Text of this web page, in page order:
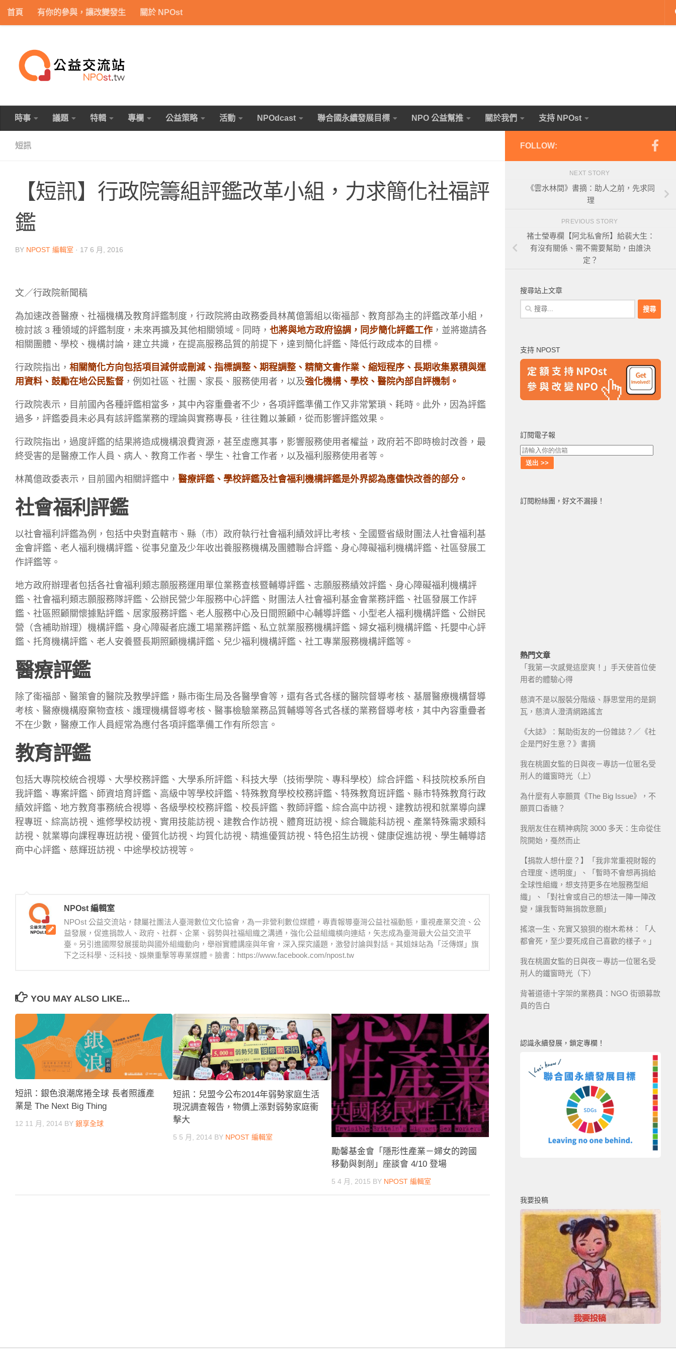
Skip to content
首頁 有你的參與，讓改變發生 關於 NPOst
時事 議題 特輯 專欄 公益策略 活動 NPOdcast 聯合國永續發展目標 NPO 公益幫推 關於我們 支持 NPOst
短訊
【短訊】行政院籌組評鑑改革小組，力求簡化社福評
鑑
BY NPOST 編輯室 · 17 6 月, 2016
文／行政院新聞稿
為加速改善醫療、社福機構及教育評鑑制度，行政院將由政務委員林萬億籌組以衛福部、教育部為主的評鑑改革小組，
檢討該 3 種領域的評鑑制度，未來再擴及其他相關領域。同時， 也將與地方政府協調，同步簡化評鑑工作 ，並將邀請各
相關團體、學校、機構討論，建立共識，在提高服務品質的前提下，達到簡化評鑑、降低行政成本的目標。
行政院指出， 相關簡化方向包括項目減併或刪減、指標調整、期程調整、精簡文書作業、縮短程序、長期收集累積與運
用資料、鼓勵在地公民監督 ，例如社區、社團、家長、服務使用者，以及強化機構、學校、醫院內部自評機制。
行政院表示，目前國內各種評鑑相當多，其中內容重疊者不少，各項評鑑準備工作又非常繁瑣、耗時。此外，因為評鑑
過多，評鑑委員未必具有該評鑑業務的理論與實務專長，往往難以兼顧，從而影響評鑑效果。
行政院指出，過度評鑑的結果將造成機構浪費資源，甚至虛應其事，影響服務使用者權益，政府若不即時檢討改善，最
終受害的是醫療工作人員、病人、教育工作者、學生、社會工作者，以及福利服務使用者等。
林萬億政委表示，目前國內相關評鑑中， 醫療評鑑、學校評鑑及社會福利機構評鑑是外界認為應儘快改善的部分。
社會福利評鑑
以社會福利評鑑為例，包括中央對直轄市、縣（市）政府執行社會福利績效評比考核、全國暨省級財團法人社會福利基
金會評鑑、老人福利機構評鑑、從事兒童及少年收出養服務機構及團體聯合評鑑、身心障礙福利機構評鑑、社區發展工
作評鑑等。
地方政府辦理者包括各社會福利類志願服務運用單位業務查核暨輔導評鑑、志願服務績效評鑑、身心障礙福利機構評
鑑、社會福利類志願服務隊評鑑、公辦民營少年服務中心評鑑、財團法人社會福利基金會業務評鑑、社區發展工作評
鑑、社區照顧關懷據點評鑑、居家服務評鑑、老人服務中心及日間照顧中心輔導評鑑、小型老人福利機構評鑑、公辦民
營（含補助辦理）機構評鑑、身心障礙者庇護工場業務評鑑、私立就業服務機構評鑑、婦女福利機構評鑑、托嬰中心評
鑑、托育機構評鑑、老人安養暨長期照顧機構評鑑、兒少福利機構評鑑、社工專業服務機構評鑑等。
醫療評鑑
除了衛福部、醫策會的醫院及教學評鑑，縣市衛生局及各醫學會等，還有各式各樣的醫院督導考核、基層醫療機構督導
考核、醫療機構廢棄物查核、護理機構督導考核、醫事檢驗業務品質輔導等各式各樣的業務督導考核，其中內容重疊者
不在少數，醫療工作人員經常為應付各項評鑑準備工作有所怨言。
教育評鑑
包括大專院校統合視導、大學校務評鑑、大學系所評鑑、科技大學（技術學院、專科學校）綜合評鑑、科技院校系所自
我評鑑、專案評鑑、師資培育評鑑、高級中等學校評鑑、特殊教育學校校務評鑑、特殊教育班評鑑、縣市特殊教育行政
績效評鑑、地方教育事務統合視導、各級學校校務評鑑、校長評鑑、教師評鑑、綜合高中訪視、建教訪視和就業導向課
程專班、綜高訪視、進修學校訪視、實用技能訪視、建教合作訪視、體育班訪視、綜合職能科訪視、產業特殊需求類科
訪視、就業導向課程專班訪視、優質化訪視、均質化訪視、精進優質訪視、特色招生訪視、健康促進訪視、學生輔導諮
商中心評鑑、慈輝班訪視、中途學校訪視等。
NPOst 編輯室
NPOst 公益交流站，隸屬社團法人臺灣數位文化協會，為一非營利數位媒體，專責報導臺灣公益社福動態，重視產業交流、公
益發展，促進捐款人、政府、社群、企業、弱勢與社福組織之溝通，強化公益組織橫向連結，矢志成為臺灣最大公益交流平
臺。另引進國際發展援助與國外組織動向，舉辦實體講座與年會，深入探究議題，激發討論與對話。其姐妹站為「泛傳媒」旗
下之泛科學、泛科技、娛樂重擊等專業媒體。臉書：https://www.facebook.com/npost.tw
YOU MAY ALSO LIKE...
短訊：銀色浪潮席捲全球 長者照護產
業是 The Next Big Thing
12 11 月, 2014 BY 銀享全球
短訊：兒盟今公布2014年弱勢家庭生活
現況調查報告，物價上漲對弱勢家庭衝
擊大
5 5 月, 2014 BY NPOST 編輯室
勵馨基金會「隱形性產業－婦女的跨國
移動與剝削」座談會 4/10 登場
5 4 月, 2015 BY NPOST 編輯室
FOLLOW:
NEXT STORY
《雲水林間》書摘：助人之前，先求同
理
PREVIOUS STORY
褚士瑩專欄【阿北私會所】給裴大生：
有沒有關係、需不需要幫助，由誰決
定？
搜尋站上文章
搜
尋
字:
支持 NPOST
訂閱電子報
訂閱粉絲團，好文不漏接！
熱門文章
「我第一次感覺這麼爽！」手天使首位使
用者的體驗心得
慈濟不是以服裝分階級、靜思堂用的是銅
瓦，慈濟人澄清網路謠言
《大誌》：幫助街友的一份雜誌？／《社
企是門好生意？》書摘
我在桃園女監的日與夜－專訪一位匿名受
刑人的鐵窗時光（上）
為什麼有人寧願買《The Big Issue》，不
願買口香糖？
我朋友住在精神病院 3000 多天：生命從住
院開始，戞然而止
【捐款人想什麼？】「我非常重視財報的
合理度、透明度」、「暫時不會想再捐給
全球性組織，想支持更多在地服務型組
織」、「對社會或自己的想法一陣一陣改
變，讓我暫時無捐款意願」
搖滾一生、充實又狼狽的樹木希林：「人
都會死，至少要死成自己喜歡的樣子。」
我在桃園女監的日與夜－專訪一位匿名受
刑人的鐵窗時光（下）
背著道德十字架的業務員：NGO 街頭募款
員的告白
認識永續發展，鎖定專欄！
我要投稿